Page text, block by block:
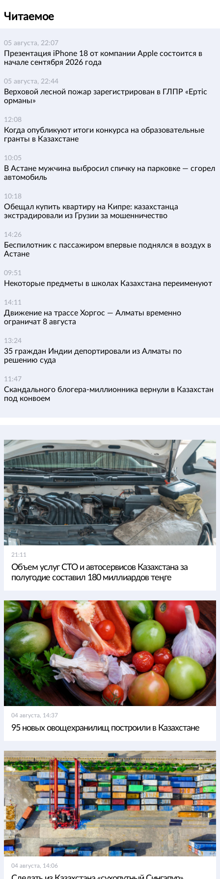
Читаемое
05 августа, 22:07
Презентация iPhone 18 от компании Apple состоится в
начале сентября 2026 года
05 августа, 22:44
Верховой лесной пожар зарегистрирован в ГЛПР «Ертіс
орманы»
12:08
Когда опубликуют итоги конкурса на образовательные
гранты в Казахстане
10:05
В Астане мужчина выбросил спичку на парковке — сгорел
автомобиль
10:18
Обещал купить квартиру на Кипре: казахстанца
экстрадировали из Грузии за мошенничество
14:26
Беспилотник с пассажиром впервые поднялся в воздух в
Астане
09:51
Некоторые предметы в школах Казахстана переименуют
14:11
Движение на трассе Хоргос — Алматы временно
ограничат 8 августа
13:24
35 граждан Индии депортировали из Алматы по
решению суда
11:47
Скандального блогера-миллионника вернули в Казахстан
под конвоем
21:11
Объем услуг СТО и автосервисов Казахстана за
полугодие составил 180 миллиардов теңге
04 августа, 14:37
95 новых овощехранилищ построили в Казахстане
04 августа, 14:06